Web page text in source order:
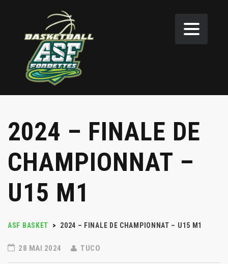
2024 – FINALE DE
CHAMPIONNAT –
U15 M1
ASF BASKET > 2024 – FINALE DE CHAMPIONNAT – U15 M1
28 MAI 2024 TUCO